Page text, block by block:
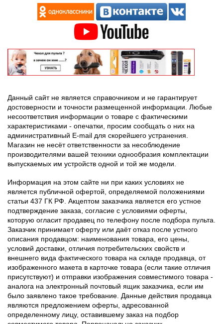
Данный сайт не является справочником и не гарантирует
достоверности и точности размещенной информации. Любые
несоответствия информации о товаре с фактическими
характеристиками - опечатки, просим сообщать о них на
административный E-mail для скорейшего устранения.
Магазин не несёт ответственности за несоблюдение
производителями вашей техники однообразия комплектации
выпускаемых им устройств одной и той же модели.
Информация на этом сайте ни при каких условиях не
является публичной офертой, определяемой положениями
статьи 437 ГК РФ. Акцептом заказчика является его устное
подтверждение заказа, согласие с условиями оферты,
которую огласит продавец по телефону после подбора пульта.
Заказчик принимает оферту или даёт отказ после устного
описания продавцом: наименования товара, его цены,
условий доставки, отличия потребительских свойств и
внешнего вида фактического товара на складе продавца, от
изображенного макета в карточке товара (если такие отличия
присутствуют) и отправки изображения совместимого товара -
аналога на электронный почтовый ящик заказчика, если им
было заявлено такое требование. Данные действия продавца
являются предложением оферты, адресованной
определенному лицу, оставившему заказ на подбор